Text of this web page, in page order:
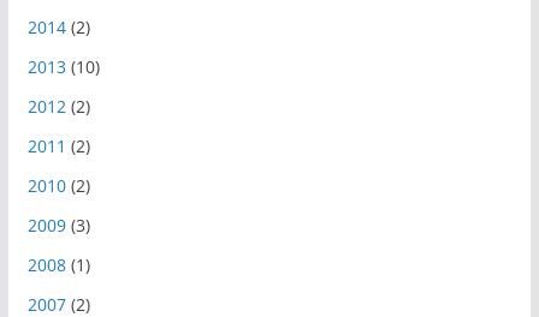
2014(2)
2013 (10)
2012(2)
2011 (2)
2010(2)
2009(3)
2008(1)
2007(2)